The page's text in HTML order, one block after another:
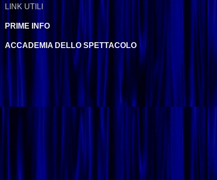
LINK UTILI
PRIME INFO
ACCADEMIA DELLO SPETTACOLO